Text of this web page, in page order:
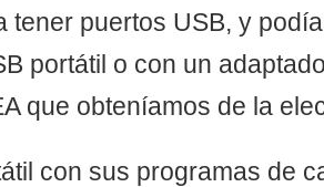
tener puertos USB, y
portátil o con un
que obteníamos de la
con sus programas de